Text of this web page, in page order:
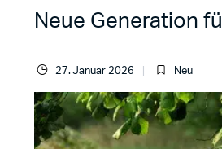
Neue Generation
27. Januar 2026 Neu